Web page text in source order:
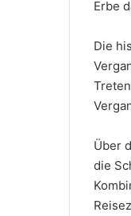
Erbe
Die
Über
die